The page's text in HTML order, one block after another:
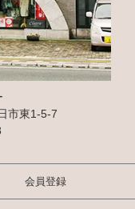
市東1-5-7
会員登録